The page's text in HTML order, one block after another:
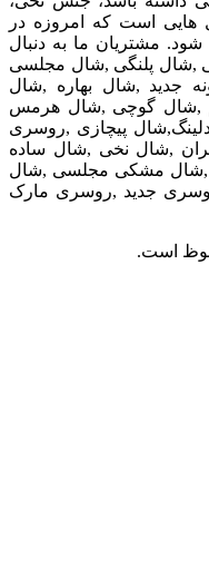
هایی است که امروزه در
مشتریان ما به دنبال
,شال پلنگی ,شال مجلسی
جدید ,شال بهاره ,شال
,شال گوچی ,شال هرمس
پیچازی ,روسری
,شال نخی ,شال ساده
,شال مشکی مجلسی ,شال
جدید ,روسری مارک
است.